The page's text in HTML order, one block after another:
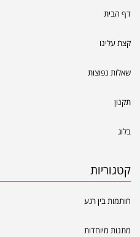
דף הבית
קצת עלינו
שאלות נפוצות
תקנון
בלוג
קטגוריות
חותמות בין רגע
מתנות מיוחדות